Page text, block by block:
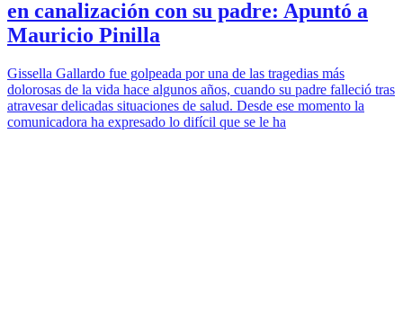
en canalización con su padre: Apuntó a
Mauricio Pinilla
Gissella Gallardo fue golpeada por una de las tragedias más
dolorosas de la vida hace algunos años, cuando su padre falleció tras
atravesar delicadas situaciones de salud. Desde ese momento la
comunicadora ha expresado lo difícil que se le ha